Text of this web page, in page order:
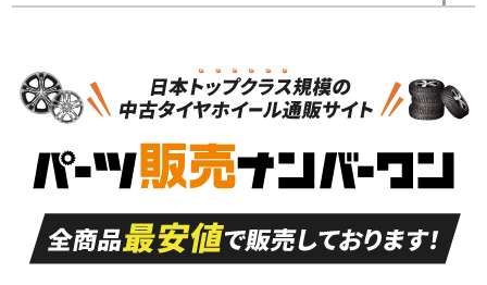
S
品）
S
新車外し品（新古
付き
A
走行距離も少なく、
目立つ傷もほとんど
ない中古品
A
走行距離も少なく、
非常に状態の良い中
古品
タイヤのみ